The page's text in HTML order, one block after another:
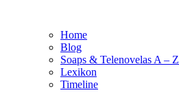
Home
Blog
Soaps & Telenovelas A – Z
Lexikon
Timeline